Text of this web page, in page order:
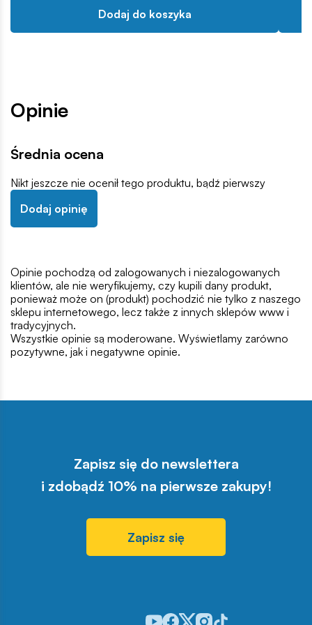
Dodaj do koszyka
Opinie
Średnia ocena
Nikt jeszcze nie ocenił tego produktu, bądź pierwszy
Dodaj opinię
Opinie pochodzą od zalogowanych i niezalogowanych
klientów, ale nie weryfikujemy, czy kupili dany produkt,
ponieważ może on (produkt) pochodzić nie tylko z naszego
sklepu internetowego, lecz także z innych sklepów www i
tradycyjnych.
Wszystkie opinie są moderowane. Wyświetlamy zarówno
pozytywne, jak i negatywne opinie.
Zapisz się do newslettera
i zdobądź 10% na pierwsze zakupy!
Zapisz się
Odwiedź nasz profil w serwisie
Odwiedź nasz profil w serwisie
Odwiedź nasz profil w
Odwiedź nasz profil w
Odwiedź nasz profil